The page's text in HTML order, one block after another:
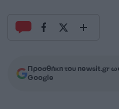
Προσθήκη του newsit.gr
Google